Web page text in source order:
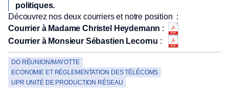
politiques.
Découvrez nos deux courriers et notre position :
Courrier à Madame Christel Heydemann :
Courrier à Monsieur Sébastien Lecornu :
DO RÉUNION/MAYOTTE
ECONOMIE ET RÉGLEMENTATION DES TÉLÉCOMS
UPR UNITÉ DE PRODUCTION RÉSEAU